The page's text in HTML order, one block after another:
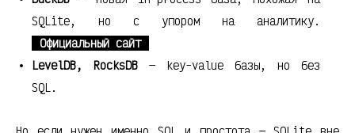
SQLite, но с упором на аналитику.
Официальный сайт
LevelDB, RocksDB— key-value базы, но без
SQL.